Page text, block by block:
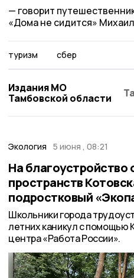
говорит
«Дома не сидится»
туризм сбер
Издания МО
Тамбовской области
Экология 5 июня , 08:21
На благоустройство
пространств
подростковый
Школьники города
летних каникул с помощью
центра «Работа России».